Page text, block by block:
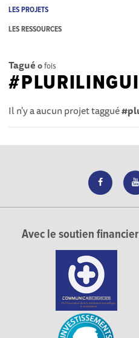
LES PROJETS
LES RESSOURCES
Tagué 0fois
Il n'y a aucun projet taggué
Avec le soutien